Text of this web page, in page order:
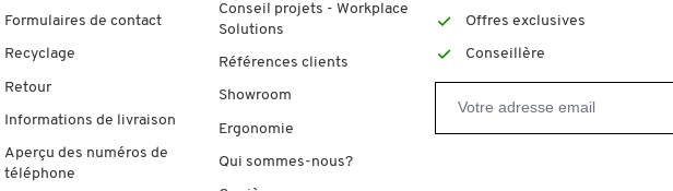
gris clair gris argent
Formulaires de contact
Recyclage
Retour
Informations de livraison
Aperçu des numéros de
téléphone
Conseil projets - Workplace
Solutions
Références clients
Showroom
Ergonomie
Qui sommes-nous?
Offres exclusives
Conseillère